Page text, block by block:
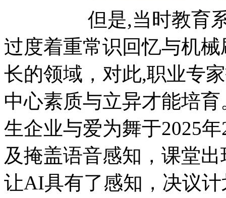
但是,当时教育系统
过度着重常识回忆与机
长的领域，对此,职业专
中心素质与立异才
生企业与爱为舞于2025
及掩盖语音感知，课堂
让AI具有了感知，